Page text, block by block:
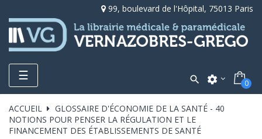
99, boulevard de l'Hôpital, 75013 Paris
Toggle
navigation
☰  settings 0
ACCUEIL
GLOSSAIRE D'ÉCONOMIE DE LA SANTÉ - 40
NOTIONS POUR PENSER LA RÉGULATION ET LE
FINANCEMENT DES ÉTABLISSEMENTS DE SANTÉ